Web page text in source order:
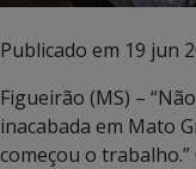
Publicado em 19 jun
Figueirão (MS) –
inacabada em Mato
começou o